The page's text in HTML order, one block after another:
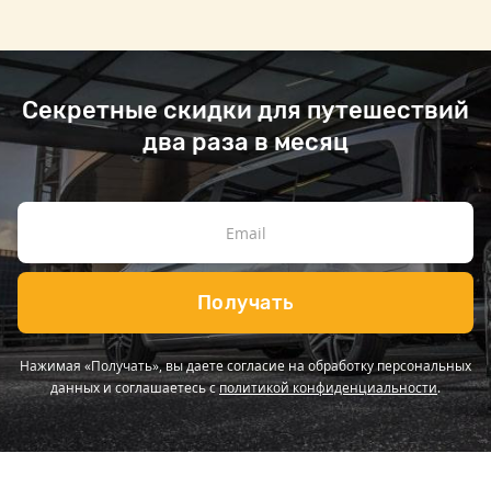
Секретные скидки для путешествий
два раза в месяц
Получать
Нажимая «Получать», вы даете согласие на обработку персональных
данных и соглашаетесь сполитикой конфиденциальности.